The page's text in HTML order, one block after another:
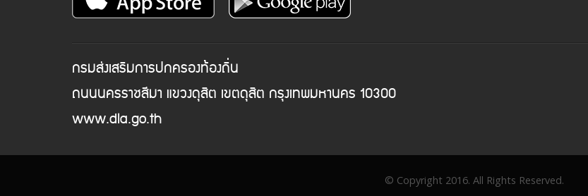
กรมส่งเสริมการปกครองท้องถิ่น
ถนนนครราชสีมา แขวงดุสิต เขตดุสิต กรุงเทพมหานคร 10300
www.dla.go.th
© Copyright 2016. All Rights Reserved.